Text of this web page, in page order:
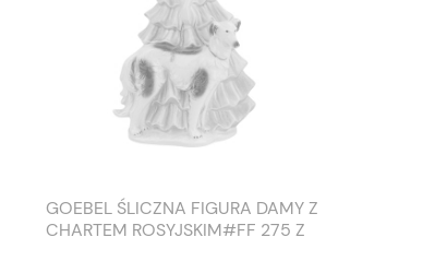
GOEBEL ŚLICZNA FIGURA DAMY Z
CHARTEM ROSYJSKIM#FF 275 Z